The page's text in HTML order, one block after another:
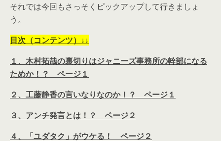
それでは今回もさっそくピックアップして行きましょ
う。
目次（コンテンツ）↓↓
１、木村拓哉の裏切りはジャニーズ事務所の幹部になる
ためか！？ ページ１
２、工藤静香の言いなりなのか！？ ページ１
３、アンチ発言とは！？ ページ２
４、「ユダタク」がウケる！ ページ２